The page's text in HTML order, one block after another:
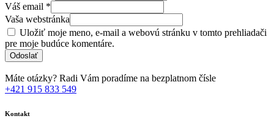
Váš email *
Vaša webstránka
Uložiť moje meno, e-mail a webovú stránku v tomto prehliadači
pre moje budúce komentáre.
Máte otázky? Radi Vám poradíme na bezplatnom čísle
+421 915 833 549
Kontakt